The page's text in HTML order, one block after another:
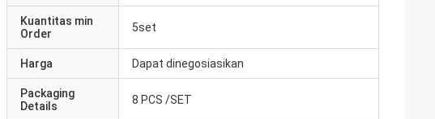
Kuantitas min
Order
5set
Harga Dapat dinegosiasikan
Packaging
Details
8 PCS /SET